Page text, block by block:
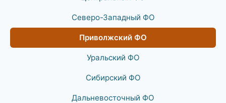
Северо-Западный ФО
Приволжский ФО
Уральский ФО
Сибирский ФО
Дальневосточный ФО